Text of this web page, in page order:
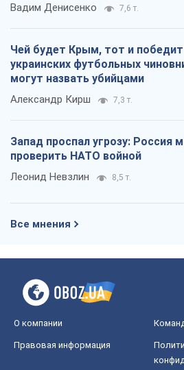
Вадим Денисенко 7,6 т.
Чей будет Крым, тот и победит
украинских футбольных
могут назвать убийцами
Александр Кирш 7,3 т.
Запад проспал угрозу: Россия
проверить НАТО войной
Леонид Невзлин 8,5 т.
Все мнения
О компании
Правовая информация